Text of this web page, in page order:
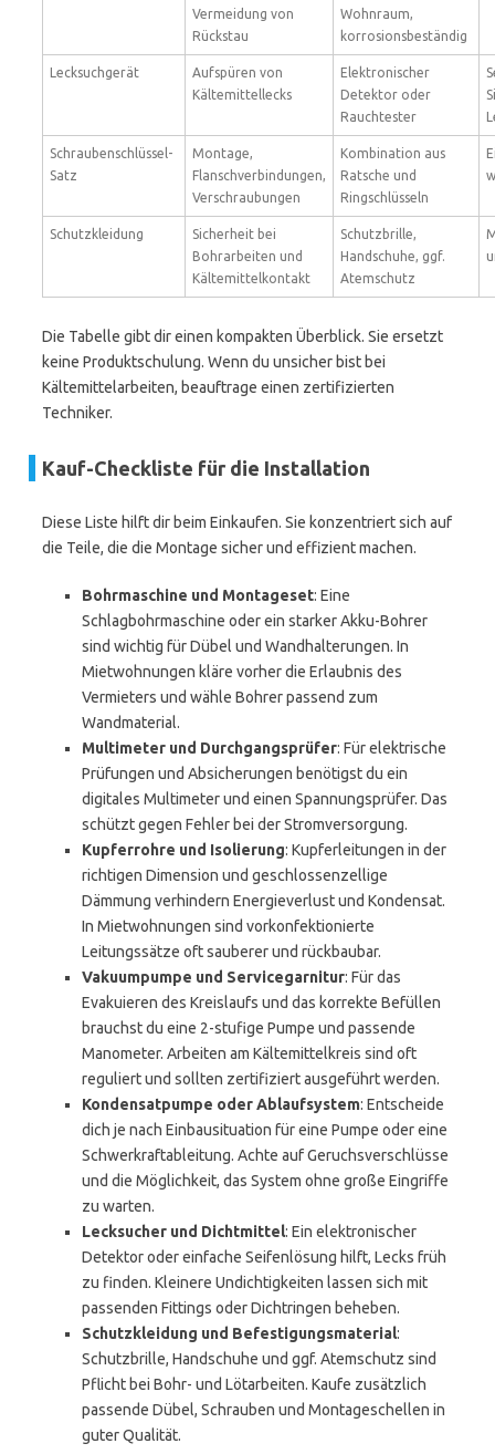
Vermeidung von
Rückstau
Wohnraum,
korrosionsbeständig
Lecksuchgerät
Aufspüren von
Kältemittellecks
Elektronischer
Detektor oder
Rauchtester
Schraubenschlüssel-
Satz
Montage,
Flanschverbindungen,
Verschraubungen
Kombination aus
Ratsche und
Ringschlüsseln
Schutzkleidung
Sicherheit bei
Bohrarbeiten und
Kältemittelkontakt
Schutzbrille,
Handschuhe, ggf.
Atemschutz
Die Tabelle gibt dir einen kompakten Überblick. Sie ersetzt
keine Produktschulung. Wenn du unsicher bist bei
Kältemittelarbeiten, beauftrage einen zertifizierten
Techniker.
Kauf-Checkliste für die Installation
Diese Liste hilft dir beim Einkaufen. Sie konzentriert sich auf
die Teile, die die Montage sicher und effizient machen.
Bohrmaschine und Montageset: Eine
Schlagbohrmaschine oder ein starker Akku-Bohrer
sind wichtig für Dübel und Wandhalterungen. In
Mietwohnungen kläre vorher die Erlaubnis des
Vermieters und wähle Bohrer passend zum
Wandmaterial.
Multimeter und Durchgangsprüfer: Für elektrische
Prüfungen und Absicherungen benötigst du ein
digitales Multimeter und einen Spannungsprüfer. Das
schützt gegen Fehler bei der Stromversorgung.
Kupferrohre und Isolierung: Kupferleitungen in der
richtigen Dimension und geschlossenzellige
Dämmung verhindern Energieverlust und Kondensat.
In Mietwohnungen sind vorkonfektionierte
Leitungssätze oft sauberer und rückbaubar.
Vakuumpumpe und Servicegarnitur: Für das
Evakuieren des Kreislaufs und das korrekte Befüllen
brauchst du eine 2-stufige Pumpe und passende
Manometer. Arbeiten am Kältemittelkreis sind oft
reguliert und sollten zertifiziert ausgeführt werden.
Kondensatpumpe oder Ablaufsystem: Entscheide
dich je nach Einbausituation für eine Pumpe oder eine
Schwerkraftableitung. Achte auf Geruchsverschlüsse
und die Möglichkeit, das System ohne große Eingriffe
zu warten.
Lecksucher und Dichtmittel: Ein elektronischer
Detektor oder einfache Seifenlösung hilft, Lecks früh
zu finden. Kleinere Undichtigkeiten lassen sich mit
passenden Fittings oder Dichtringen beheben.
Schutzkleidung und Befestigungsmaterial:
Schutzbrille, Handschuhe und ggf. Atemschutz sind
Pflicht bei Bohr- und Lötarbeiten. Kaufe zusätzlich
passende Dübel, Schrauben und Montageschellen in
guter Qualität.